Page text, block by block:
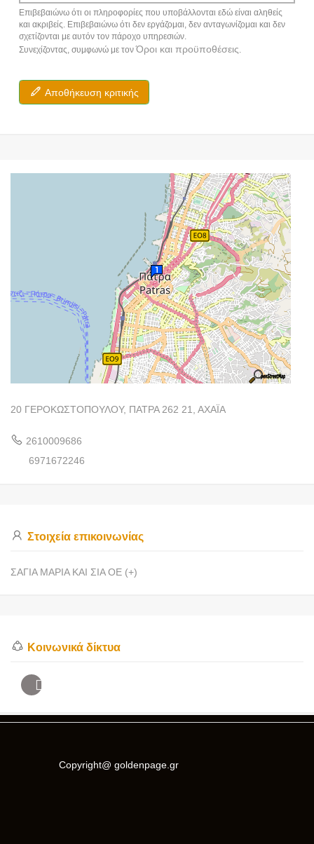
Επιβεβαιώνω ότι οι πληροφορίες που υποβάλλονται εδώ είναι αληθείς
και ακριβείς. Επιβεβαιώνω ότι δεν εργάζομαι, δεν ανταγωνίζομαι και δεν
σχετίζονται με αυτόν τον πάροχο υπηρεσιών.
Συνεχίζοντας, συμφωνώ με τονΌροι και προϋποθέσεις.
Αποθήκευση κριτικής
20 ΓΕΡΟΚΩΣΤΟΠΟΥΛΟΥ, ΠΑΤΡΑ 262 21, ΑΧΑΪΑ
2610009686
6971672246
Στοιχεία επικοινωνίας
ΣΑΓΙΑ ΜΑΡΙΑ ΚΑΙ ΣΙΑ ΟΕ (+)
Κοινωνικά δίκτυα
Copyright@ goldenpage.gr